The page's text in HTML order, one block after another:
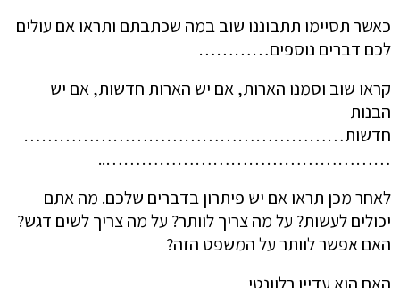
כאשר תסיימו תתבוננו שוב במה שכתבתם ותראו אם עולים
לכם דברים נוספים…………
קראו שוב וסמנו הארות, אם יש הארות חדשות, אם יש
הבנות
חדשות………………………………………………
…………………………………………..
לאחר מכן תראו אם יש פיתרון בדברים שלכם. מה אתם
יכולים לעשות? על מה צריך לוותר? על מה צריך לשים דגש?
האם אפשר לוותר על המשפט הזה?